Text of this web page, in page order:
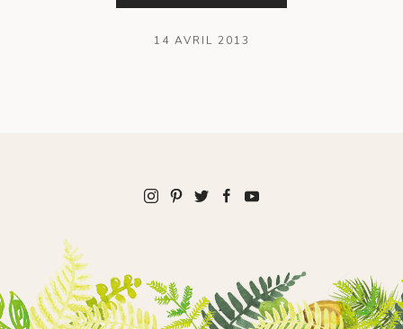
14 AVRIL 2013